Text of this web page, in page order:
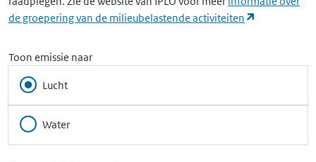
de groepering van de milieubelastende activiteiten
Toon emissie naar
Lucht
Water